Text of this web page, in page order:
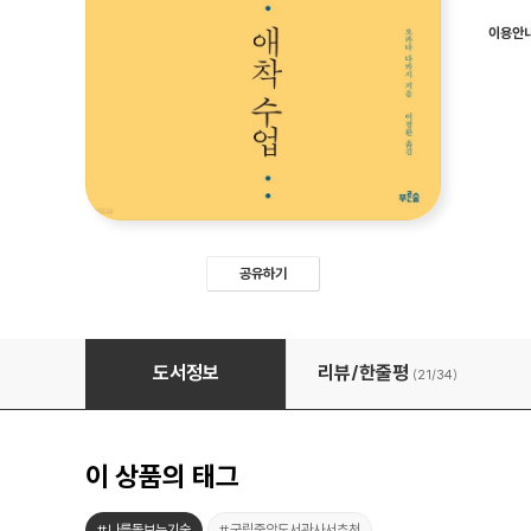
공유하기
이용안
애착 수업도서정보 리뷰/한줄평 (21/34)
이 상품의 태그